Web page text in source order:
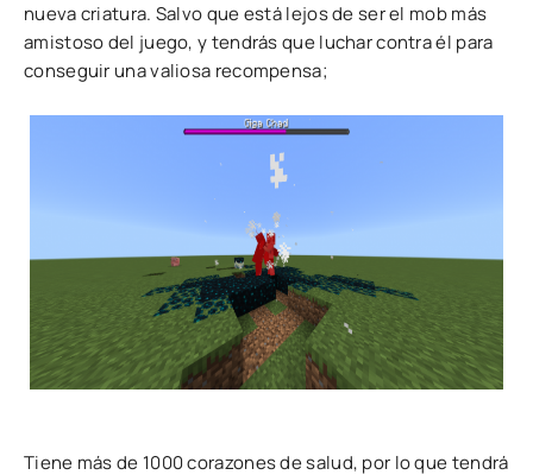
nueva criatura. Salvo que está lejos de ser el mob más
amistoso del juego, y tendrás que luchar contra él para
conseguir una valiosa recompensa;
Tiene más de 1000 corazones de salud, por lo que tendrá